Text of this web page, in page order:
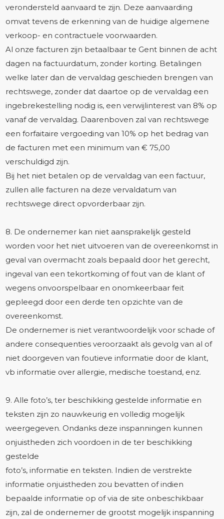
verondersteld aanvaard te zijn. Deze aanvaarding
omvat tevens de erkenning van de huidige algemene
verkoop- en contractuele voorwaarden.
Al onze facturen zijn betaalbaar te Gent binnen de acht
dagen na factuurdatum, zonder korting. Betalingen
welke later dan de vervaldag geschieden brengen van
rechtswege, zonder dat daartoe op de vervaldag een
ingebrekestelling nodig is, een verwijlinterest van 8% op
vanaf de vervaldag. Daarenboven zal van rechtswege
een forfaitaire vergoeding van 10% op het bedrag van
de facturen met een minimum van € 75,00
verschuldigd zijn.
Bij het niet betalen op de vervaldag van een factuur,
zullen alle facturen na deze vervaldatum van
rechtswege direct opvorderbaar zijn.
8. De ondernemer kan niet aansprakelijk gesteld
worden voor het niet uitvoeren van de overeenkomst in
geval van overmacht zoals bepaald door het gerecht,
ingeval van een tekortkoming of fout van de klant of
wegens onvoorspelbaar en onomkeerbaar feit
gepleegd door een derde ten opzichte van de
overeenkomst.
De ondernemer is niet verantwoordelijk voor schade of
andere consequenties veroorzaakt als gevolg van al of
niet doorgeven van foutieve informatie door de klant,
vb informatie over allergie, medische toestand, enz.
9. Alle foto’s, ter beschikking gestelde informatie en
teksten zijn zo nauwkeurig en volledig mogelijk
weergegeven. Ondanks deze inspanningen kunnen
onjuistheden zich voordoen in de ter beschikking
gestelde
foto’s, informatie en teksten. Indien de verstrekte
informatie onjuistheden zou bevatten of indien
bepaalde informatie op of via de site onbeschikbaar
zijn, zal de ondernemer de grootst mogelijk inspanning